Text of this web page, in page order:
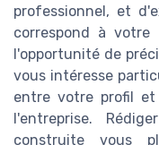
professionnel, et
correspond à votre
l'opportunité de
vous intéresse
entre votre profil
l'entreprise.
construite vous